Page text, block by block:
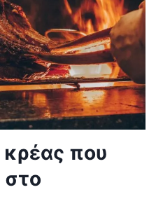
που
στο